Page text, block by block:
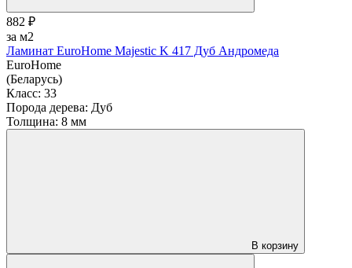
882 ₽
за м2
Ламинат EuroHome Majestic K 417 Дуб Андромеда
EuroHome
(Беларусь)
Класс: 33
Порода дерева: Дуб
Толщина: 8 мм
В корзину